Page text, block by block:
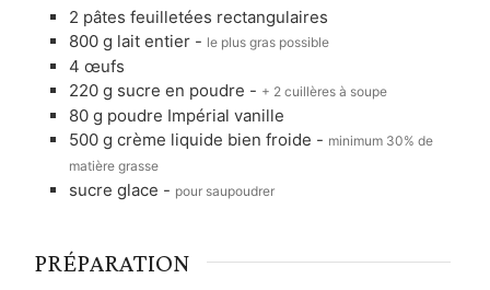
2 pâtes feuilletées rectangulaires
800 g lait entier - le plus gras possible
4 œufs
220 g sucre en poudre - + 2 cuillères à soupe
80 g poudre Impérial vanille
500 g crème liquide bien froide - minimum 30% de
matière grasse
sucre glace - pour saupoudrer
PRÉPARATION